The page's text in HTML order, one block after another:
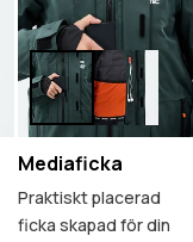
Mediaficka
Praktiskt placerad
ficka skapad för din